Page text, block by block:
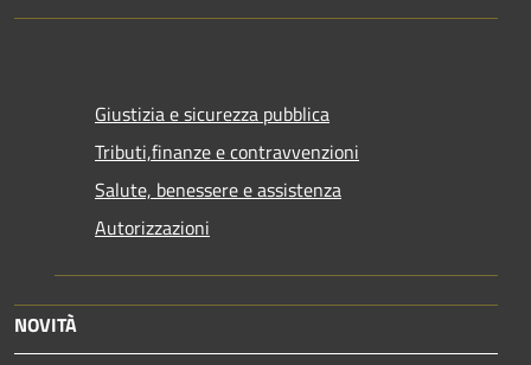
Giustizia e sicurezza pubblica
Tributi,finanze e contravvenzioni
Salute, benessere e assistenza
Autorizzazioni
NOVITÀ